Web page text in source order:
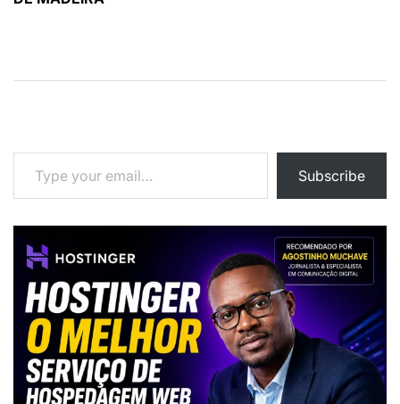
Type your email…
Subscribe